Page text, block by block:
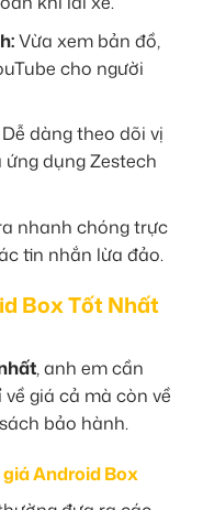
Vừa xem bản đồ,
cho người
Dễ dàng theo dõi vị
dụng Zestech
nhanh chóng trực
tin nhắn lừa đảo.
Box Tốt Nhất
, anh em cần
giá cả mà còn về
bảo hành.
Android Box